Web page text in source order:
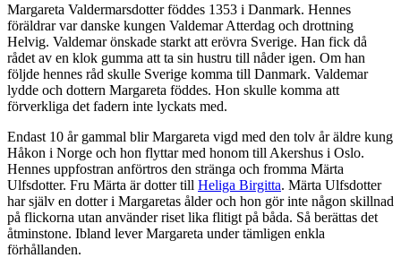
Margareta Valdermarsdotter föddes 1353 i Danmark. Hennes
föräldrar var danske kungen Valdemar Atterdag och drottning
Helvig. Valdemar önskade starkt att erövra Sverige. Han fick då
rådet av en klok gumma att ta sin hustru till nåder igen. Om han
följde hennes råd skulle Sverige komma till Danmark. Valdemar
lydde och dottern Margareta föddes. Hon skulle komma att
förverkliga det fadern inte lyckats med.
Endast 10 år gammal blir Margareta vigd med den tolv år äldre kung
Håkon i Norge och hon flyttar med honom till Akershus i Oslo.
Hennes uppfostran anförtros den stränga och fromma Märta
Ulfsdotter. Fru Märta är dotter till Heliga Birgitta. Märta Ulfsdotter
har själv en dotter i Margaretas ålder och hon gör inte någon skillnad
på flickorna utan använder riset lika flitigt på båda. Så berättas det
åtminstone. Ibland lever Margareta under tämligen enkla
förhållanden.